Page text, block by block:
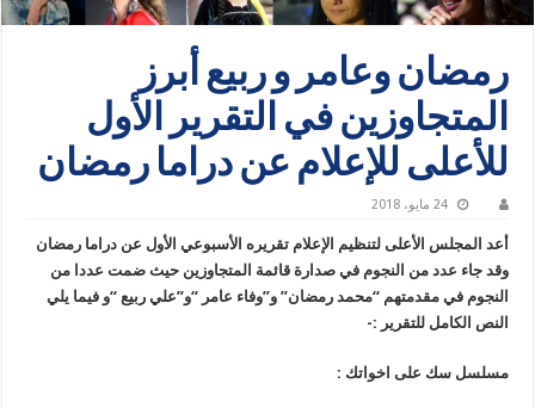
رمضان وعامر و ربيع أبرز
المتجاوزين في التقرير الأول
للأعلى للإعلام عن دراما رمضان
24 مايو، 2018
أعد المجلس الأعلى لتنظيم الإعلام تقريره الأسبوعي الأول عن دراما رمضان
وقد جاء عدد من النجوم في صدارة قائمة المتجاوزين حيث ضمت عددا من
النجوم في مقدمتهم “محمد رمضان” و”وفاء عامر “و”علي ربيع “و فيما يلي
النص الكامل للتقرير :-
مسلسل سك على اخواتك :